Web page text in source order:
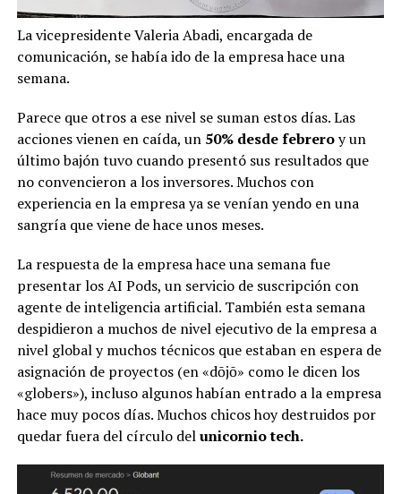
La vicepresidente Valeria Abadi, encargada de
comunicación, se había ido de la empresa hace una
semana.
Parece que otros a ese nivel se suman estos días. Las
acciones vienen en caída, un50% desde febreroy un
último bajón tuvo cuando presentó sus resultados que
no convencieron a los inversores. Muchos con
experiencia en la empresa ya se venían yendo en una
sangría que viene de hace unos meses.
La respuesta de la empresa hace una semana fue
presentar los AI Pods, un servicio de suscripción con
agente de inteligencia artificial. También esta semana
despidieron a muchos de nivel ejecutivo de la empresa a
nivel global y muchos técnicos que estaban en espera de
asignación de proyectos (en «dōjō» como le dicen los
«globers»), incluso algunos habían entrado a la empresa
hace muy pocos días. Muchos chicos hoy destruidos por
quedar fuera del círculo delunicornio tech.